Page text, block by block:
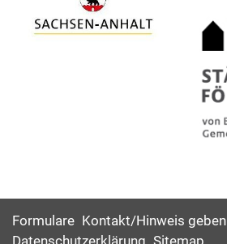
Formulare Kontakt/Hinweis geben
Datenschutzerklärung Sitemap